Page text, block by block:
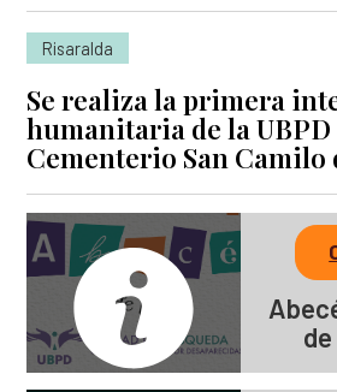
Risaralda
Se realiza la primera
humanitaria de la UBPD
Cementerio San Camilo